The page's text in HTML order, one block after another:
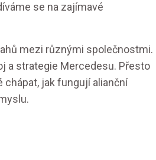
se na zajímavé
mezi různými společnostmi.
a strategie Mercedesu. Přesto
jak fungují alianční